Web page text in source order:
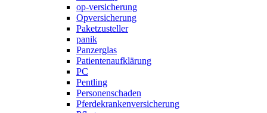
op-versicherung
Opversicherung
Paketzusteller
panik
Panzerglas
Patientenaufklärung
PC
Pentling
Personenschaden
Pferdekrankenversicherung